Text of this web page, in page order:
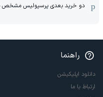
دو خرید بعدی پرسپولیس مشخص
راهنما
دانلود اپلیکیشن
ارتباط با ما